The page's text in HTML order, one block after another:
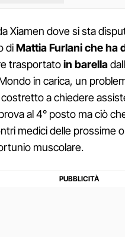
Xiamen dove si sta
diMattia Furlani che ha
trasportatoin barella
in carica, un
a chiedere
al 4° posto ma ciò
medici delle prossime
muscolare.